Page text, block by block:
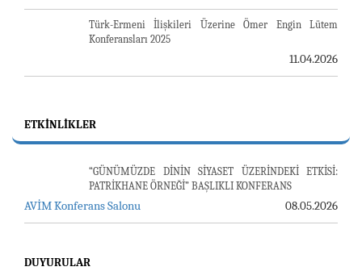
Türk-Ermeni İlişkileri Üzerine Ömer Engin Lütem
Konferansları 2025
11.04.2026
ETKINLIKLER
“GÜNÜMÜZDE DİNİN SİYASET ÜZERİNDEKİ ETKİSİ:
PATRİKHANE ÖRNEĞİ” BAŞLIKLI KONFERANS
AVİM Konferans Salonu 08.05.2026
DUYURULAR
23-24 TEMMUZ SUNUCU SORUNU VE AVİM GÜNLÜK
LOZAN BARIŞ ANTLAŞMASI
24.07.2026